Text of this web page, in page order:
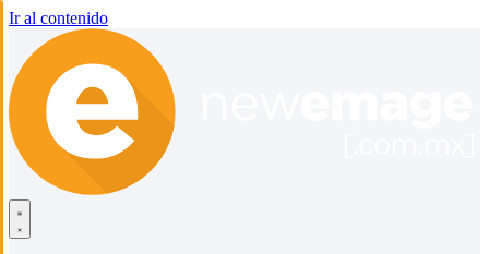
Ir al contenido